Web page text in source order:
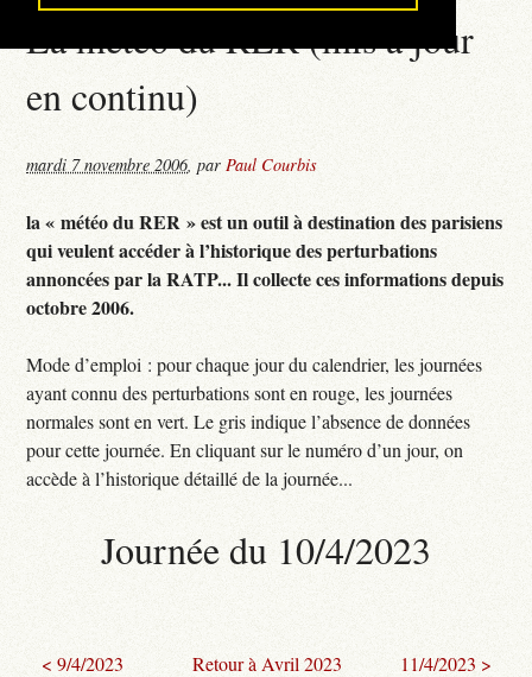
La météo du RER (mis à jour
en continu)
mardi 7 novembre 2006,parPaul Courbis
la « météo du RER » est un outil à destination des parisiens
qui veulent accéder à l’historique des perturbations
annoncées par la RATP... Il collecte ces informations depuis
octobre 2006.
Mode d’emploi : pour chaque jour du calendrier, les journées
ayant connu des perturbations sont en rouge, les journées
normales sont en vert. Le gris indique l’absence de données
pour cette journée. En cliquant sur le numéro d’un jour, on
accède à l’historique détaillé de la journée...
Journée du 10/4/2023
< 9/4/2023 Retour à Avril 2023 11/4/2023 >